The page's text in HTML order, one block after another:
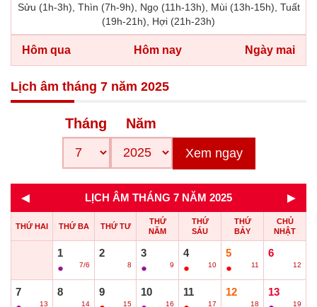
Sửu (1h-3h), Thìn (7h-9h), Ngọ (11h-13h), Mùi (13h-15h), Tuất
(19h-21h), Hợi (21h-23h)
Hôm qua Hôm nay Ngày mai
Lịch âm tháng 7 năm 2025
Tháng Năm
Xem ngay
◄ LỊCH ÂM THÁNG 7 NĂM 2025 ►
THỨ HAI THỨ BA THỨ TƯ
THỨ
NĂM
THỨ
SÁU
THỨ
BẢY
CHỦ
NHẬT
1
●
7/6
2
8
3
●
9
4
●
10
5
●
11
6
12
7
13
8
14
9
15
10
16
11
17
12
18
13
19